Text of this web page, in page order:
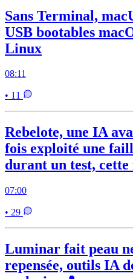
Sans Terminal,
USB bootables
Linux
08:11
• 11
Rebelote, une IA
fois exploité une
durant un test,
07:00
• 29
Luminar fait peau
repensée, outils IA